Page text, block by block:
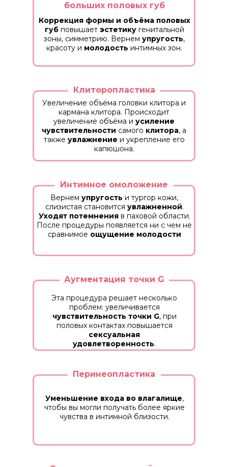
больших половых губ
Коррекция формы и объёма половых
губповышает эстетикугенитальной
зоны, симметрию. Вернем упругость,
красоту и молодость интимных зон.
Клиторопластика
Увеличение объёма головки клитора и
кармана клитора. Происходит
увеличение объёма и усиление
чувствительности самого клитора, а
также увлажнение и укрепление его
капюшона.
Аугментация точки G
Эта процедура решает несколько
проблем: увеличивается
чувствительность точки G, при
половых контактах повышается
сексуальная
удовлетворенность.
Интимное омоложение
Вернем упругость и тургор кожи,
слизистая становится увлажненной.
Уходят потемненияв паховой области.
После процедуры появляется ни с чем не
сравнимое ощущение молодости
Перинеопластика
Уменьшение входа во влагалище,
чтобы вы могли получать более яркие
чувства в интимной близости.